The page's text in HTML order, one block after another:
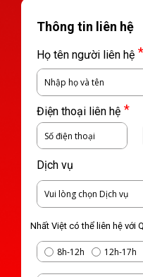
8h-12h 12h-17h
Thông tin liên hệ
Họ tên người liên hệ *
Điện thoại liên hệ
Dịch vụ
Nhất Việt có thể liên hệ với
*